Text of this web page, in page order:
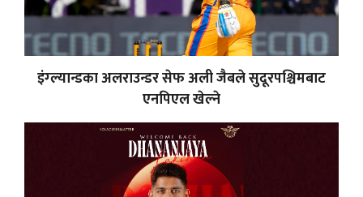
इंग्ल्यान्डका अलराउन्डर सेफ अली जैबले सुदूरपश्चिमबाट
एनपिएल खेल्ने